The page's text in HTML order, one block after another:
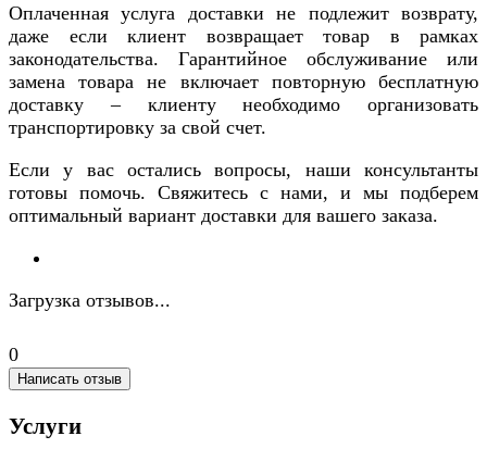
Оплаченная услуга доставки не подлежит возврату,
даже если клиент возвращает товар в рамках
законодательства. Гарантийное обслуживание или
замена товара не включает повторную бесплатную
доставку – клиенту необходимо организовать
транспортировку за свой счет.
Если у вас остались вопросы, наши консультанты
готовы помочь. Свяжитесь с нами, и мы подберем
оптимальный вариант доставки для вашего заказа.
Загрузка отзывов...
0
Написать отзыв
Услуги